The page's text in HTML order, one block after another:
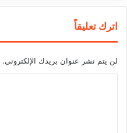
اترك تعليقاً
لن يتم نشر عنوان بريدك الإلكتروني.